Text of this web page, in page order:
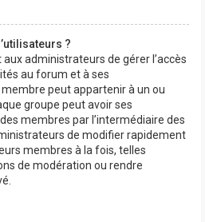
?
aux administrateurs de gérer l’accès
au forum et à ses
peut appartenir à un ou
groupe peut avoir ses
membres par l’intermédiaire des
de modifier rapidement
membres à la fois, telles
de modération ou rendre